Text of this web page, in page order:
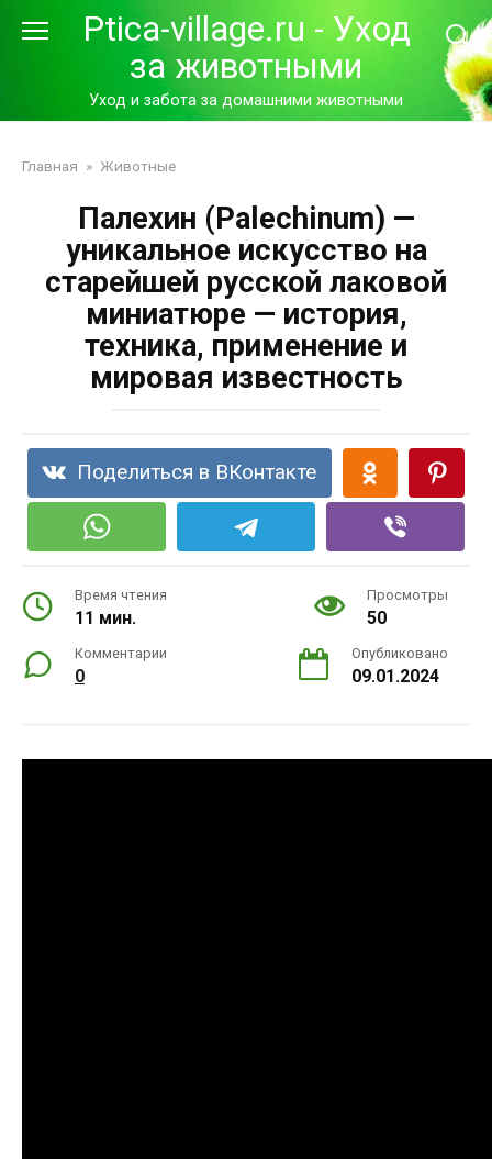
Ptica-village.ru - Уход
за животными
Уход и забота за домашними животными
Главная » Животные
Палехин (Palechinum) —
уникальное искусство на
старейшей русской лаковой
миниатюре — история,
техника, применение и
мировая известность
Поделиться в ВКонтакте
Время чтения
11 мин.
Просмотры
50
Комментарии
0
Опубликовано
09.01.2024